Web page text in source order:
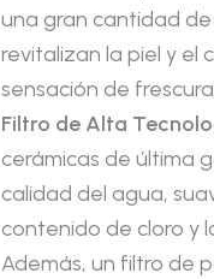
una gran cantidad
revitalizan la piel y el
sensación de
Filtro de Alta
cerámicas de última
calidad del agua,
contenido de cloro y
Además, un filtro de